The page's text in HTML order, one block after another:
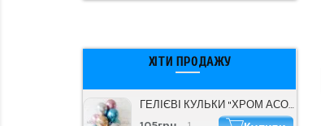
ХІТИ ПРОДАЖУ
ГЕЛІЄВІ КУЛЬКИ "ХРОМ АСОРТІ" (30 СМ)